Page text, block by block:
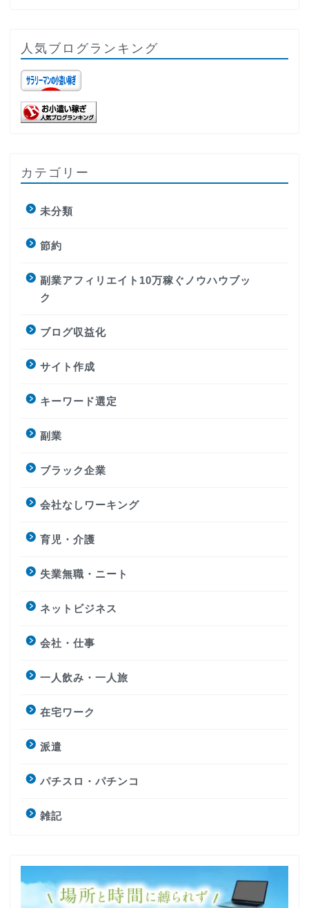
人気ブログランキング
カテゴリー
未分類
節約
副業アフィリエイト10万稼ぐノウハウブッ
ク
ブログ収益化
サイト作成
キーワード選定
副業
ブラック企業
会社なしワーキング
育児・介護
失業無職・ニート
ネットビジネス
会社・仕事
一人飲み・一人旅
在宅ワーク
派遣
パチスロ・パチンコ
雑記